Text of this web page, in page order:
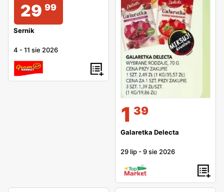
29 99
Sernik
4 -11 sie 2026
1 39
Galaretka Delecta
29 lip -9 sie 2026